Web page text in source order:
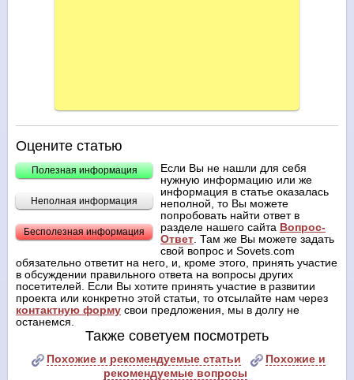
Оцените статью
Полезная информация
Неполная информация
Бесполезная информация
Если Вы не нашли для себя
нужную информацию или же
информация в статье оказалась
неполной, то Вы можете
попробовать найти ответ в
разделе нашего сайта Вопрос-
Ответ. Там же Вы можете задать
свой вопрос и Sovets.com
обязательно ответит на него, и, кроме этого, принять участие
в обсуждении правильного ответа на вопросы других
посетителей. Если Вы хотите принять участие в развитии
проекта или конкретно этой статьи, то отсылайте нам через
контактную форму свои предложения, мы в долгу не
останемся.
Также советуем посмотреть
Похожие и рекомендуемые статьи
Похожие и
рекомендуемые вопросы